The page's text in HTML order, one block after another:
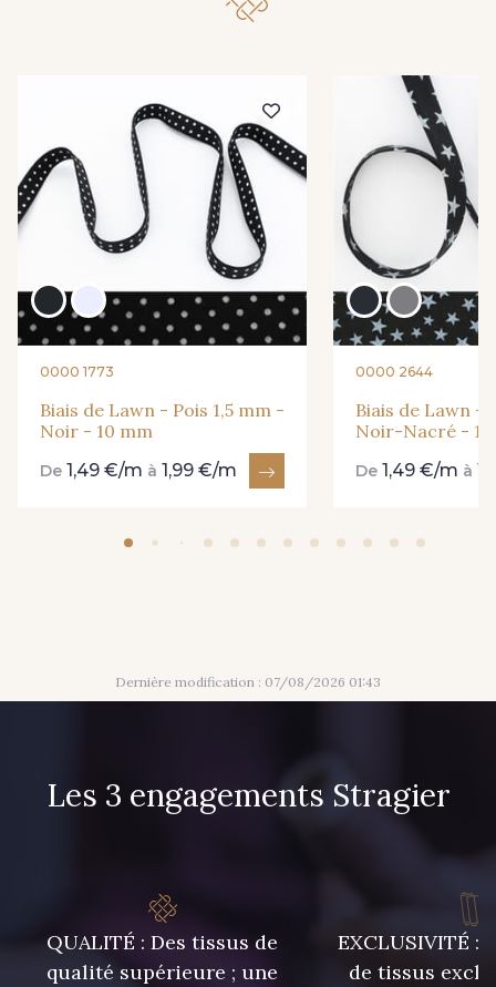
0000 1773
Biais de Lawn - Pois 1,5 mm -
Noir - 10 mm
De 1,49 €/m à 1,99 €/m
0000 2644
Biais de Lawn -
Noir-Nacré -
De1,49 €/m à
Dernière modification : 07/08/2026 01:43
Les 3 engagements Stragier
QUALITÉ : Des tissus de
qualité supérieure ; une
EXCLUSIVITÉ :
de tissus